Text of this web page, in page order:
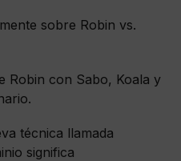
sobre Robin vs.
Robin con Sabo, Koala y
técnica llamada
significa